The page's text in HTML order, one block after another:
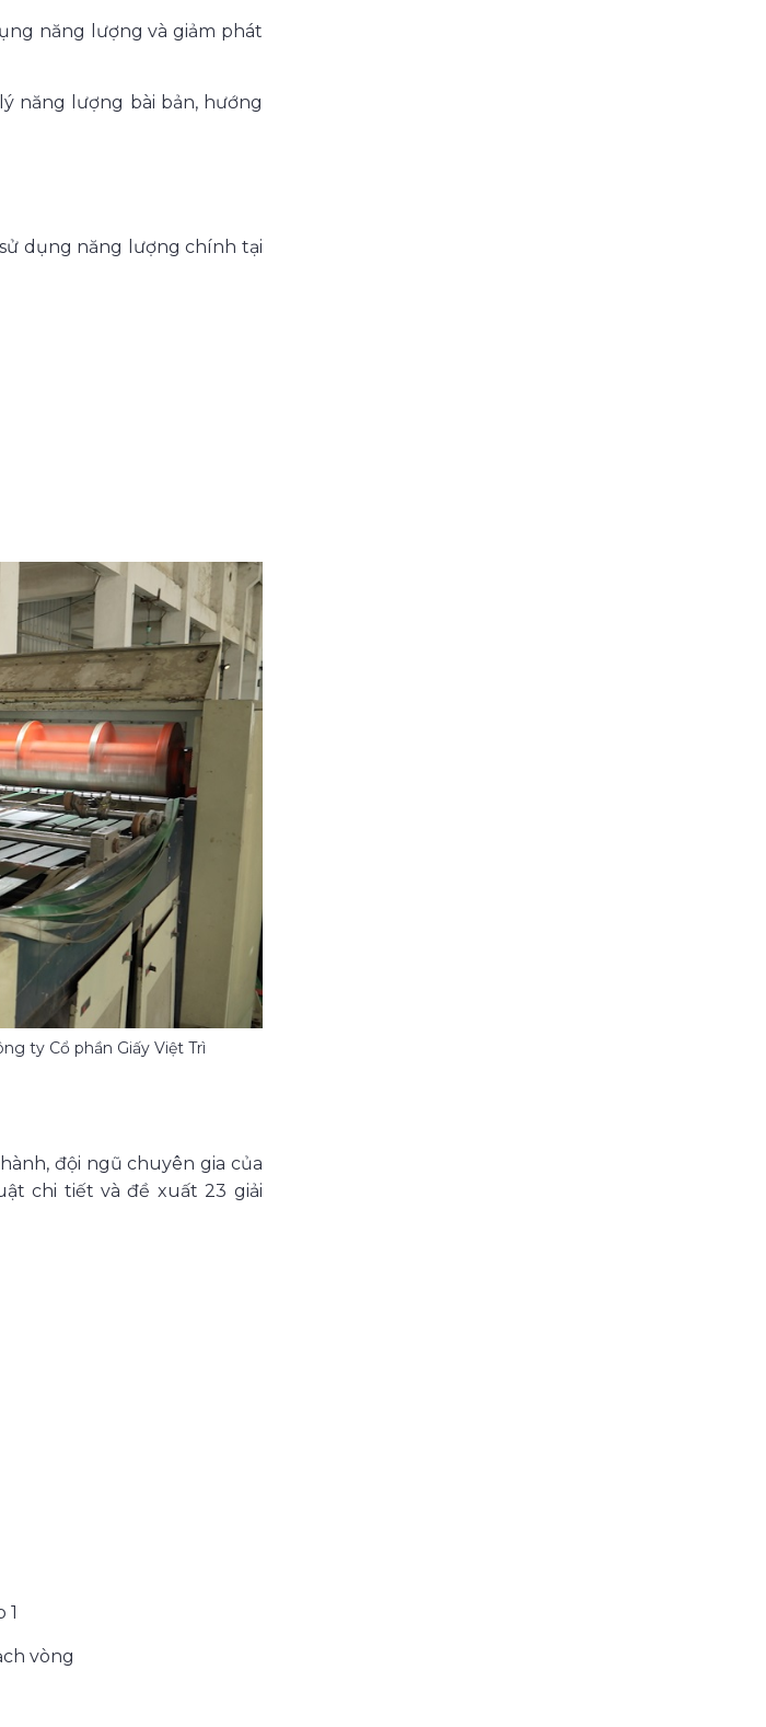
năng lượng và giảm phát
năng lượng bài bản, hướng
dụng năng lượng chính tại
ty Cổ phần Giấy Việt Trì
đội ngũ chuyên gia của
chi tiết và đề xuất 23 giải
1
vòng